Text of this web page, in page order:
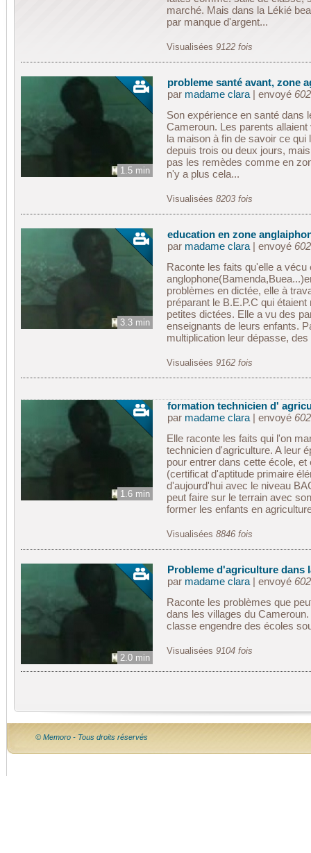
marché. Mais dans la Lékié
par manque d'argent...
Visualisées 9122 fois
1.5 min
probleme santé avant, zone
par madame clara| envoyé
Son expérience en santé dans
Cameroun. Les parents
la maison à fin de savoir ce
depuis trois ou deux jours,
pas les remèdes comme en
n'y a plus cela...
Visualisées 8203 fois
3.3 min
education en zone
par madame clara| envoyé
Raconte les faits qu'elle a vécu
problèmes en dictée, elle à
préparant le B.E.P.C qui
petites dictées. Elle a vu des
enseignants de leurs enfants.
multiplication leur dépasse,
Visualisées 9162 fois
1.6 min
formation technicien d'
par madame clara| envoyé
Elle raconte les faits qui l'on
technicien d'agriculture. A leur
pour entrer dans cette école,
(certificat d'aptitude primaire
d'aujourd'hui avec le niveau
peut faire sur le terrain avec
former les enfants en
Visualisées 8846 fois
2.0 min
Probleme d'agriculture dans
par madame clara| envoyé
Raconte les problèmes que
dans les villages du
classe engendre des écoles
Visualisées 9104 fois
© Memoro - Tous droits réservés